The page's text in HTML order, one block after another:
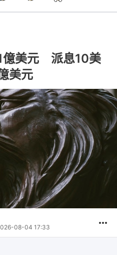
億美元 派息10美
美元
08-04 17:33